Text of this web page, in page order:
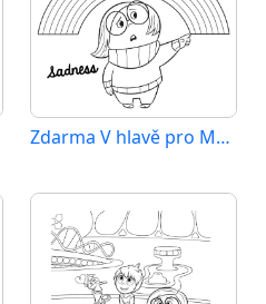
Zdarma V hlavě pro Malé Děti